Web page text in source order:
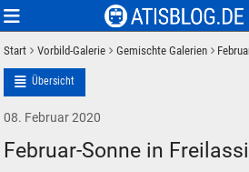
Start Vorbild-Galerie Gemischte Galerien
Übersicht
08. Februar 2020
Februar-Sonne in